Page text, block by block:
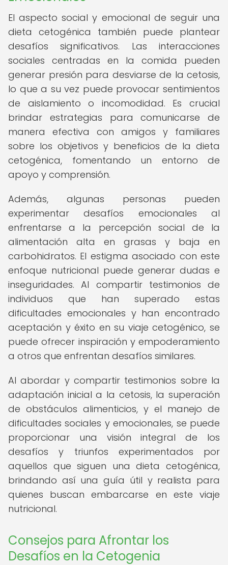
El aspecto social y emocional de seguir una
dieta cetogénica también puede plantear
desafíos significativos. Las interacciones
sociales centradas en la comida pueden
generar presión para desviarse de la cetosis,
lo que a su vez puede provocar sentimientos
de aislamiento o incomodidad. Es crucial
brindar estrategias para comunicarse de
manera efectiva con amigos y familiares
sobre los objetivos y beneficios de la dieta
cetogénica, fomentando un entorno de
apoyo y comprensión.
Además, algunas personas pueden
experimentar desafíos emocionales al
enfrentarse a la percepción social de la
alimentación alta en grasas y baja en
carbohidratos. El estigma asociado con este
enfoque nutricional puede generar dudas e
inseguridades. Al compartir testimonios de
individuos que han superado estas
dificultades emocionales y han encontrado
aceptación y éxito en su viaje cetogénico, se
puede ofrecer inspiración y empoderamiento
a otros que enfrentan desafíos similares.
Al abordar y compartir testimonios sobre la
adaptación inicial a la cetosis, la superación
de obstáculos alimenticios, y el manejo de
dificultades sociales y emocionales, se puede
proporcionar una visión integral de los
desafíos y triunfos experimentados por
aquellos que siguen una dieta cetogénica,
brindando así una guía útil y realista para
quienes buscan embarcarse en este viaje
nutricional.
Consejos para Afrontar los
Desafíos en la Cetogenia